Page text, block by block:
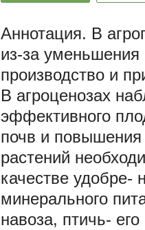
В
из-за уменьшения
производство и
В агроценозах
эффективного
почв и повышения
растений
качестве удобре-
минерального
навоза, птичь-